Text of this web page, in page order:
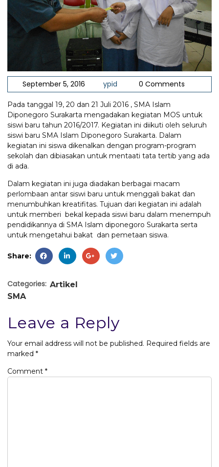
September 5, 2016 ypid 0 Comments
Pada tanggal 19, 20 dan 21 Juli 2016 , SMA Islam
Diponegoro Surakarta mengadakan kegiatan MOS untuk
siswi baru tahun 2016/2017. Kegiatan ini diikuti oleh seluruh
siswi baru SMA Islam Diponegoro Surakarta. Dalam
kegiatan ini siswa dikenalkan dengan program-program
sekolah dan dibiasakan untuk mentaati tata tertib yang ada
di ada.
Dalam kegiatan ini juga diadakan berbagai macam
perlombaan antar siswi baru untuk menggali bakat dan
menumbuhkan kreatifitas. Tujuan dari kegiatan ini adalah
untuk memberi bekal kepada siswi baru dalam menempuh
pendidikannya di SMA Islam diponegoro Surakarta serta
untuk mengetahui bakat dan pemetaan siswa.
Share:
Categories: Artikel
SMA
Leave a Reply
Your email address will not be published. Required fields are
marked *
Comment *